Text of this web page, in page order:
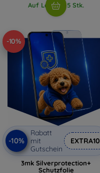
Auf Lager > 5 Stk.
-10%
-10%
Rabatt
mit
Gutschein
EXTRA10
3mk Silverprotection+
Schutzfolie